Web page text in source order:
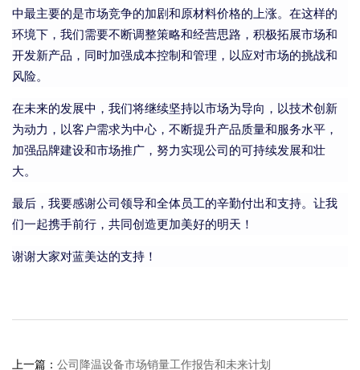
中最主要的是市场竞争的加剧和原材料价格的上涨。在这样的
环境下，我们需要不断调整策略和经营思路，积极拓展市场和
开发新产品，同时加强成本控制和管理，以应对市场的挑战和
风险。
在未来的发展中，我们将继续坚持以市场为导向，以技术创新
为动力，以客户需求为中心，不断提升产品质量和服务水平，
加强品牌建设和市场推广，努力实现公司的可持续发展和壮
大。
最后，我要感谢公司领导和全体员工的辛勤付出和支持。让我
们一起携手前行，共同创造更加美好的明天！
谢谢大家对蓝美达的支持！
上一篇： 公司降温设备市场销量工作报告和未来计划